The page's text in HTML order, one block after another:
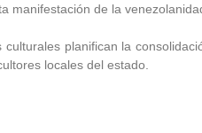
manifestación de la
culturales planifican la
locales del estado.